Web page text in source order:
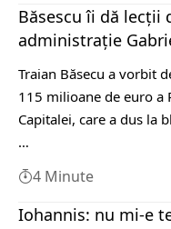
Băsescu îi dă lecții
administrație
Traian Băsecu a vorbit
115 milioane de euro a
Capitalei, care a dus la
…
4 Minute
Iohannis: nu mi-e